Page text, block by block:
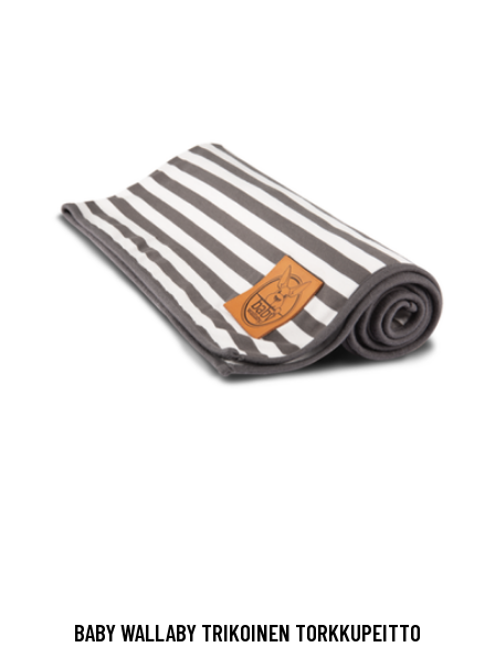
BABY WALLABY TRIKOINEN TORKKUPEITTO